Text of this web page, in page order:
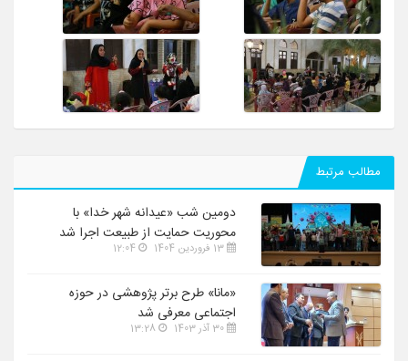
مطالب مرتبط
دومین شب «عیدانه شهر خدا» با
محوریت حمایت از طبیعت اجرا شد
13 فروردین 1404
«مانا» طرح برتر پژوهشی در حوزه
اجتماعی معرفی شد
30 آذر 1403